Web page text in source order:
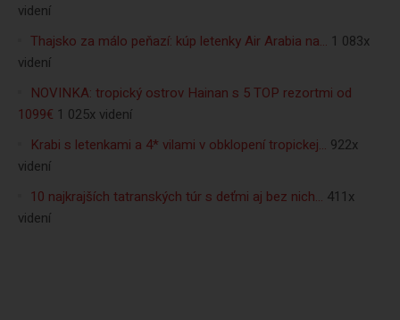
videní
Thajsko za málo peňazí: kúp letenky Air Arabia na… 1 083x
videní
NOVINKA: tropický ostrov Hainan s 5 TOP rezortmi od
1099€ 1 025x videní
Krabi s letenkami a 4* vilami v obklopení tropickej… 922x
videní
10 najkrajších tatranských túr s deťmi aj bez nich… 411x
videní